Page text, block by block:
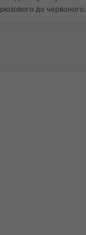
до червоного.